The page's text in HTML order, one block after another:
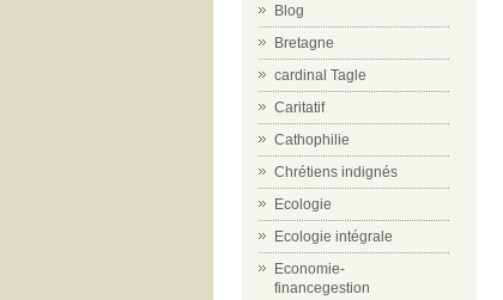
Blog
Bretagne
cardinal Tagle
Caritatif
Cathophilie
Chrétiens indignés
Ecologie
Ecologie intégrale
Economie-
financegestion